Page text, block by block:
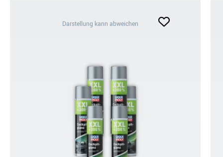
Darstellung kann abweichen